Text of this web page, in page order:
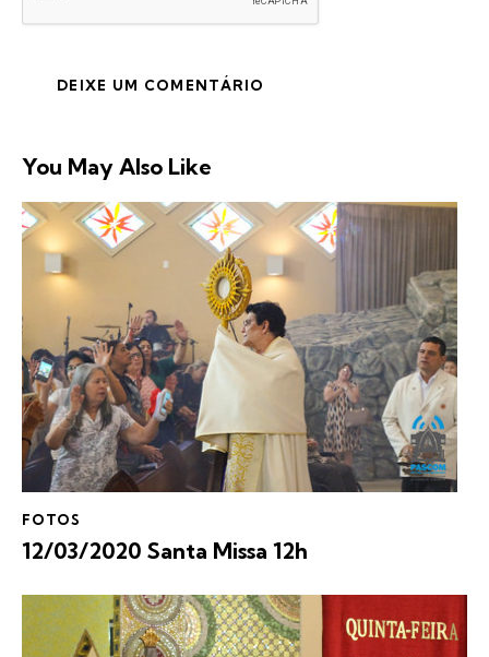
You May Also Like
FOTOS
12/03/2020 Santa Missa 12h